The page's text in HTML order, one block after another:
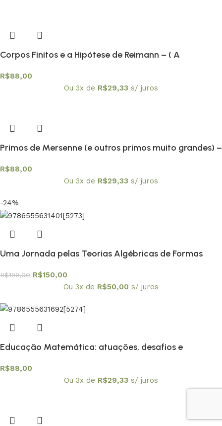
Corpos Finitos e a Hipótese de Reimann – ( A
R$88,00
Ou 3x de R$29,33 s/ juros
Primos de Mersenne (e outros primos muito grandes) –
R$88,00
Ou 3x de R$29,33 s/ juros
-24%
Uma Jornada pelas Teorias Algébricas de Formas
R$198,00 R$150,00
Ou 3x de R$50,00 s/ juros
Educação Matemática: atuações, desafios e
de fevereiro
R$88,00
Ou 3x de R$29,33 s/ juros